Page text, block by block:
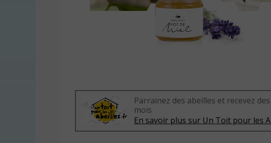
Parrainez des abeilles et recevez
mois
En savoir plus sur Un Toit pour les